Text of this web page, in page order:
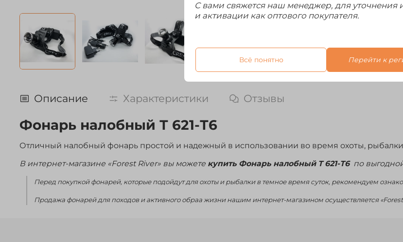
Описание Характеристики Отзывы
Фонарь налобный Т 621-Т6
Отличный налобный фонарь простой и надежный в использовании во время охоты, рыбалки
В интернет-магазине «Forest River» вы можете купить Фонарь налобный Т 621-Т6 по
Перед покупкой фонарей, которые подойдут для охоты и рыбалки в темное время суток, рекомендуем
Продажа фонарей для походов и активного обраа жизни нашим интернет-магазином осуществляется
С вами свяжется наш менеджер, для
и активации как оптового покупателя.
Всё понятно Перейти к